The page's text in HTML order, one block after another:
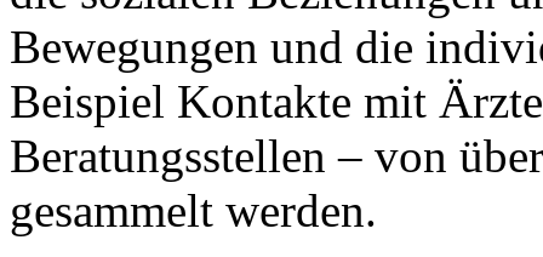
Bewegungen und die
Beispiel Kontakte mit
Beratungsstellen – von
gesammelt werden.